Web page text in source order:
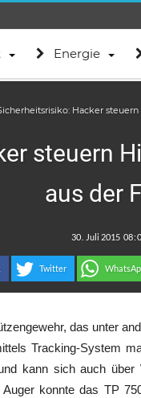
Energie
Hacker
steuern
aus der
:
Twitter
das unter
Tracking-System
kann sich auch
konnte das TP